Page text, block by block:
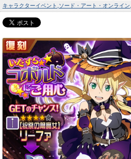
キャラクターイベント ソード・アート・オンライン